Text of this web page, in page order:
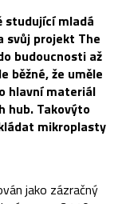
studující mladá
svůj projekt The
budoucnosti až
běžné, že uměle
hlavní materiál
hub. Takovýto
mikroplasty
jako zázračný